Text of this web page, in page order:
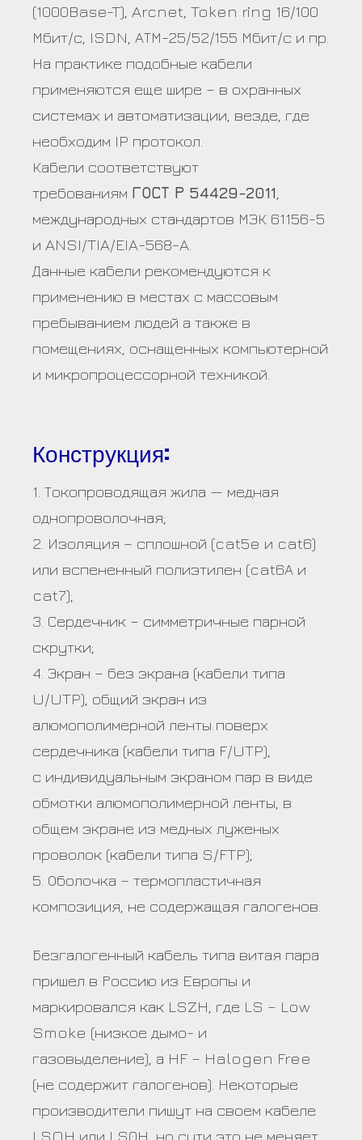
(1000Base-T), Arcnet, Token ring 16/100
Мбит/с, ISDN, АТМ-25/52/155 Мбит/с и пр.
На практике подобные кабели
применяются еще шире – в охранных
системах и автоматизации, везде, где
необходим IP протокол.
Кабели соответствуют
требованиям ГОСТ Р 54429-2011
международных стандартов МЭК 61156-5
и ANSI/TIA/EIA-568-A.
Данные кабели рекомендуются к
применению в местах с массовым
пребыванием людей а также в
помещениях, оснащенных компьютерной
и микропроцессорной техникой.
Конструкция:
1. Токопроводящая жила — медная
однопроволочная;
2. Изоляция – сплошной (cat5e и cat6)
или вспененный полиэтилен (cat6А и
cat7);
3. Сердечник – симметричные парной
скрутки;
4. Экран – без экрана (кабели типа
U/UTP), общий экран из
алюмополимерной ленты поверх
сердечника (кабели типа F/UTP),
с индивидуальным экраном пар в виде
обмотки алюмополимерной ленты, в
общем экране из медных луженых
проволок (кабели типа S/FTP);
5. Оболочка – термопластичная
композиция, не содержащая галогенов.
Безгалогенный кабель типа витая пара
пришел в Россию из Европы и
маркировался как LSZH, где LS – Low
Smoke (низкое дымо- и
газовыделение), а HF – Halogen Free
(не содержит галогенов). Некоторые
производители пишут на своем кабеле
LSOH или LS0H, но сути это не меняет.